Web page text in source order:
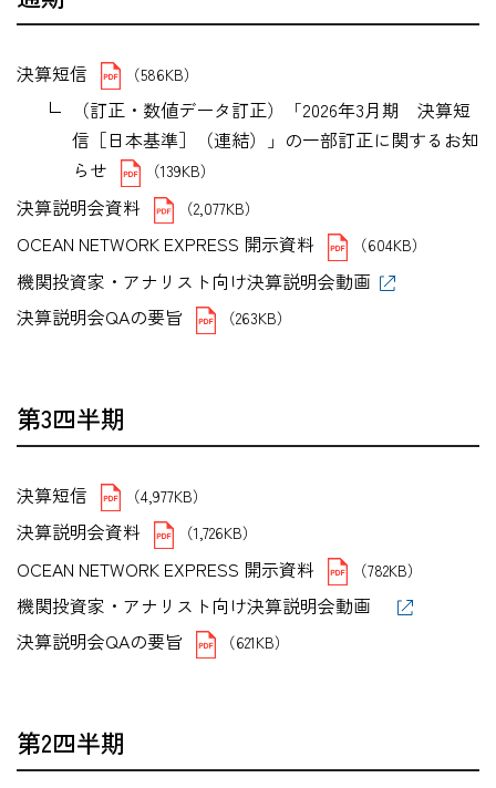
決算短信 （586KB）
（訂正・数値データ訂正）「2026年3月期 決算短
信［日本基準］（連結）」の一部訂正に関するお知
らせ
（139KB）
決算説明会資料 （2,077KB）
OCEAN NETWORK EXPRESS 開示資料 （604KB）
機関投資家・アナリスト向け決算説明会動画
決算説明会QAの要旨
（263KB）
第3四半期
決算短信 （4,977KB）
決算説明会資料 （1,726KB）
OCEAN NETWORK EXPRESS 開示資料 （782KB）
機関投資家・アナリスト向け決算説明会動画
決算説明会QAの要旨
（621KB）
第2四半期